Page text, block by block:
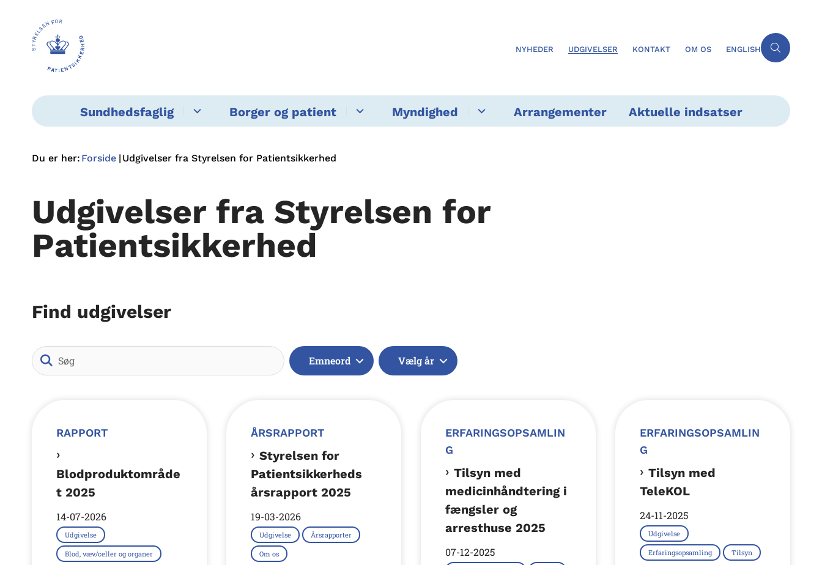
NYHEDER UDGIVELSER KONTAKT OM OS ENGLISH
Sundhedsfaglig Borger og patient Myndighed Arrangementer Aktuelle indsatser
Du er her: Forside Udgivelser fra Styrelsen for Patientsikkerhed
Udgivelser fra Styrelsen for
Patientsikkerhed
Find udgivelser
Søg
Emneord Vælg år
RAPPORT
Blodproduktområde
t 2025
14-07-2026
Udgivelse
Blod, væv/celler og organer
ÅRSRAPPORT
Styrelsen for
Patientsikkerheds
årsrapport 2025
19-03-2026
Udgivelse Årsrapporter
Om os
ERFARINGSOPSAMLIN
G
Tilsyn med
medicinhåndtering i
fængsler og
arresthuse 2025
07-12-2025
ERFARINGSOPSAMLIN
G
Tilsyn med
TeleKOL
24-11-2025
Udgivelse
Erfaringsopsamling Tilsyn